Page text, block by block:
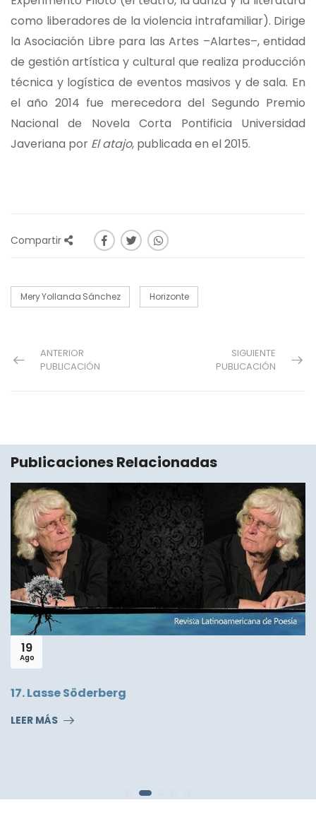
como liberadores de la violencia intrafamiliar). Dirige
la Asociación Libre para las Artes –Alartes–, entidad
de gestión artística y cultural que realiza producción
técnica y logística de eventos masivos y de sala. En
el año 2014 fue merecedora del Segundo Premio
Nacional de Novela Corta Pontificia Universidad
Javeriana por El atajo, publicada en el 2015.
Compartir
Mery Yollanda Sánchez Horizonte
ANTERIOR
PUBLICACIÓN
SIGUIENTE
PUBLICACIÓN
Publicaciones Relacionadas
19
Ago
17. Lasse Söderberg
LEER MÁS